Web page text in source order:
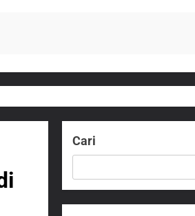
Perkuat Penataan Pedagang
Cari